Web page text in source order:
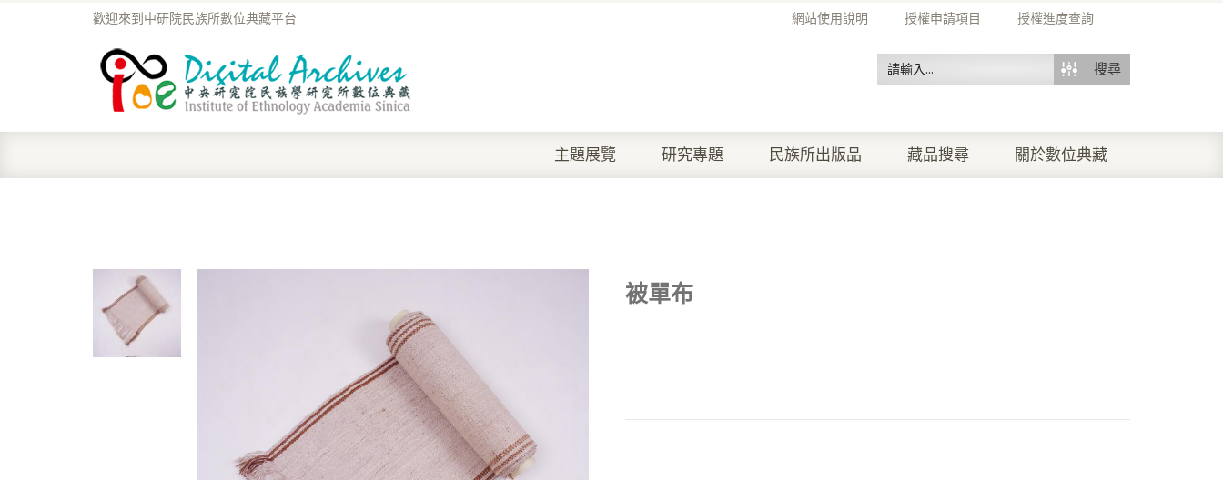
網站使用說明 授權申請項目 授權進度查詢
歡迎來到中研院民族所數位典藏平台
搜尋
主題展覽 研究專題 民族所出版品 藏品搜尋 關於數位典藏
被單布